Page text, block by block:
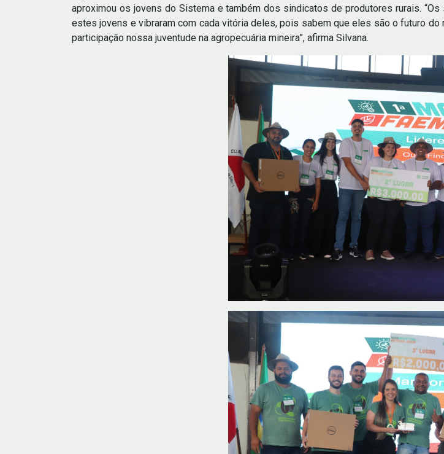
aproximou os jovens do Sistema e também dos sindicatos de produtores rurais.
estes jovens e vibraram com cada vitória deles, pois sabem que eles são o futuro
participação nossa juventude na agropecuária mineira”, afirma Silvana.